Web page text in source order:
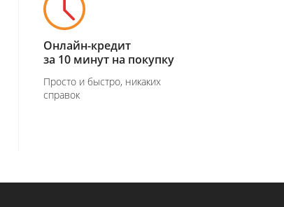
Онлайн-кредит
за 10 минут на покупку
Просто и быстро, никаких
справок